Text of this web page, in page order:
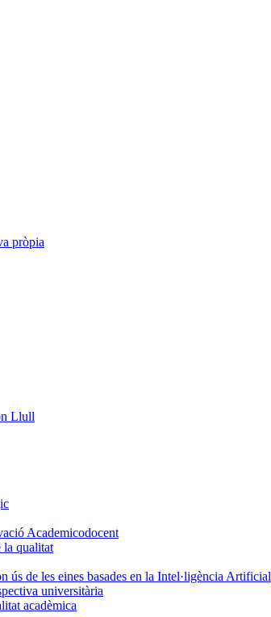
pròpia
Llull
Academicodocent
la qualitat
ús de les eines basades en la Intel·ligència Artificial
universitària
acadèmica